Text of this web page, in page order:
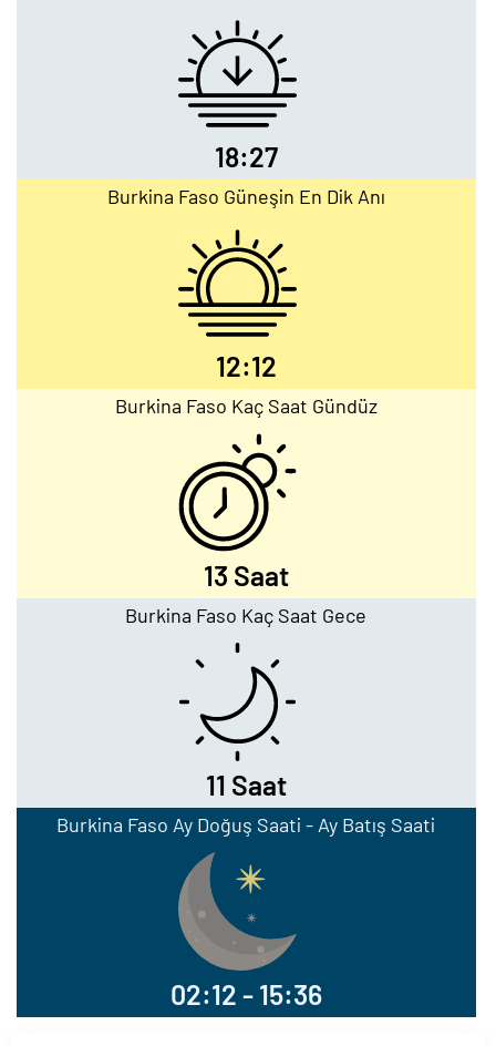
18:27
Burkina Faso Güneşin En Dik Anı
12:12
Burkina Faso Kaç Saat Gündüz
13 Saat
Burkina Faso Kaç Saat Gece
11 Saat
Burkina Faso Ay Doğuş Saati - Ay Batış Saati
02:12 - 15:36